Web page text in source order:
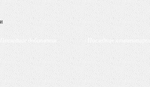
Последние добавления Последние